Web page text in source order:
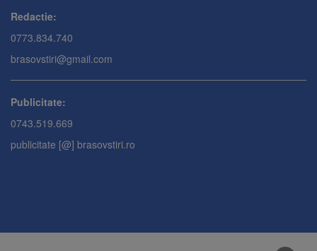
Redactie:
0773.834.740
brasovstiri@gmail.com
Publicitate:
0743.519.669
publicitate [@] brasovstiri.ro